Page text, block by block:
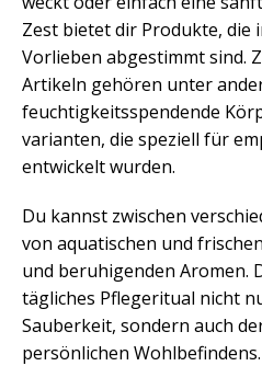
Zest bietet dir Produkte, die
Vorlieben abgestimmt sind.
Artikeln gehören unter
feuchtigkeitsspendende
varianten, die speziell für
entwickelt wurden.
Du kannst zwischen
von aquatischen und
und beruhigenden Aromen.
tägliches Pflegeritual nicht
Sauberkeit, sondern auch
persönlichen